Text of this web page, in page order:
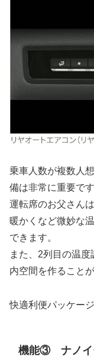
乗車人数が複数人
備は非常に重要です
運転席のお父さん
暖かくなど微妙な
できます。
また、2列目の温
内空間を作ること
快適利便パッケー
機能③ ナノイ